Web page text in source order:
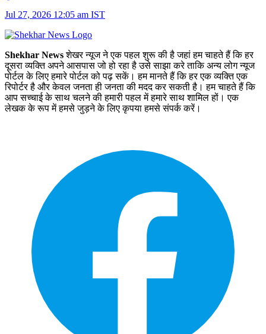
Jul 27, 2026 12:05 am IST
Shekhar Newsशेखर न्‍यूज ने एक पहल शुरू की है जहां हम चाहते हैं कि हर
दूसरा व्‍यक्ति अपने आसपास जो हो रहा है उसे साझा करे ताकि अन्‍य लोग न्‍यूज
पोर्टल के लिए हमारे पोर्टल को पढ़ सकें। हम मानते हैं कि हर एक व्यक्ति एक
रिपोर्टर है और केवल जनता ही जनता की मदद कर सकती है। हम चाहते हैं कि
आप सच्चाई के साथ चलने की हमारी पहल में हमारे साथ शामिल हों। एक
लेखक के रूप में हमसे जुड़ने के लिए कृपया हमसे संपर्क करें।